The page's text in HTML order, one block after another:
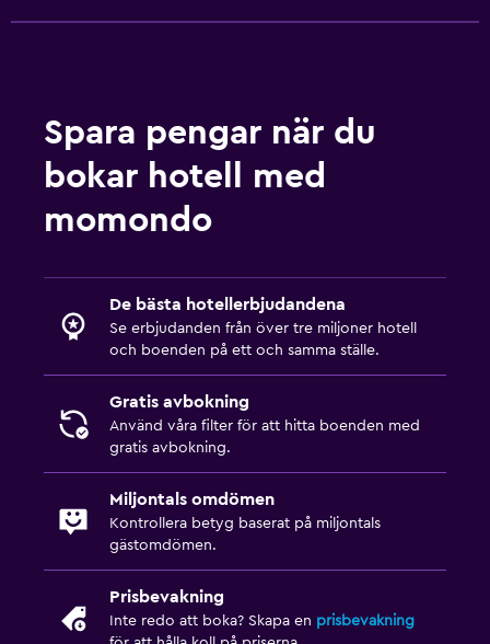
Spara pengar när du
bokar hotell med
momondo
De bästa hotellerbjudandena
Se erbjudanden från över tre miljoner hotell
och boenden på ett och samma ställe.
Gratis avbokning
Använd våra filter för att hitta boenden med
gratis avbokning.
Miljontals omdömen
Kontrollera betyg baserat på miljontals
gästomdömen.
Prisbevakning
Inte redo att boka? Skapa en prisbevakning